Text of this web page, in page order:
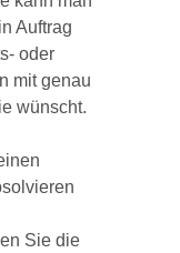
Auftrag
oder
mit genau
wünscht.
Sie die